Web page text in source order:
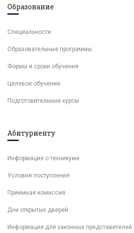
Образование
Специальности
Образовательные программы
Формы и сроки обучения
Целевое обучение
Подготовительные курсы
Абитуриенту
Информация о техникуме
Условия поступления
Приемная комиссия
Дни открытых дверей
Информация для законных представителей